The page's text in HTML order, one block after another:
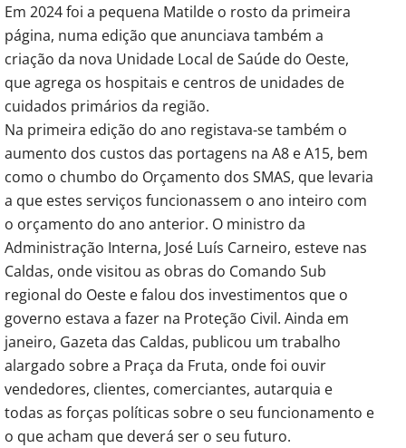
Em 2024 foi a pequena Matilde o rosto da primeira
página, numa edição que anunciava também a
criação da nova Unidade Local de Saúde do Oeste,
que agrega os hospitais e centros de unidades de
cuidados primários da região.
Na primeira edição do ano registava-se também o
aumento dos custos das portagens na A8 e A15, bem
como o chumbo do Orçamento dos SMAS, que levaria
a que estes serviços funcionassem o ano inteiro com
o orçamento do ano anterior. O ministro da
Administração Interna, José Luís Carneiro, esteve nas
Caldas, onde visitou as obras do Comando Sub
regional do Oeste e falou dos investimentos que o
governo estava a fazer na Proteção Civil. Ainda em
janeiro, Gazeta das Caldas, publicou um trabalho
alargado sobre a Praça da Fruta, onde foi ouvir
vendedores, clientes, comerciantes, autarquia e
todas as forças políticas sobre o seu funcionamento e
o que acham que deverá ser o seu futuro.